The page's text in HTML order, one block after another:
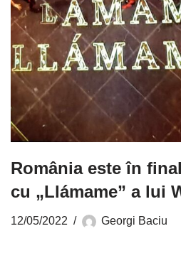
România este în
cu „Llámame” a lui
12/05/2022 Georgi Baciu